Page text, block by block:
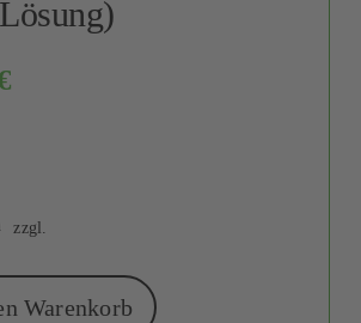
zzgl.
Warenkorb